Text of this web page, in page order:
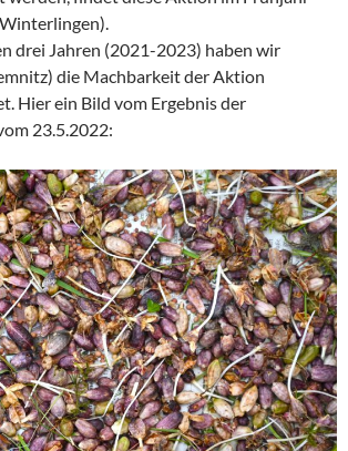
drei Jahren (2021-2023) haben wir
die Machbarkeit der Aktion
Hier ein Bild vom Ergebnis der
23.5.2022: